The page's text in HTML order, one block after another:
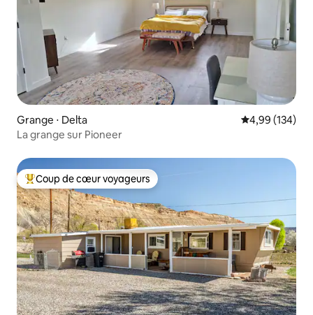
Grange ⋅ Delta Évaluation
4,99 (134)
La grange sur Pioneer
Coups de cœur voyageurs les plus appréciés
Coup de cœur voyageurs